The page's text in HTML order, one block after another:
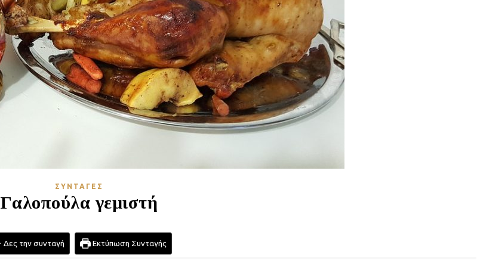
ΣΥΝΤΑΓΈΣ
Γαλοπούλα γεμιστή
Δες την συνταγή Εκτύπωση Συνταγής